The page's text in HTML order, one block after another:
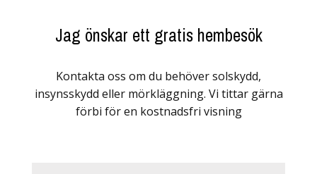
Jag önskar ett gratis hembesök
Kontakta oss om du behöver solskydd,
insynsskydd eller mörkläggning. Vi tittar gärna
förbi för en kostnadsfri visning